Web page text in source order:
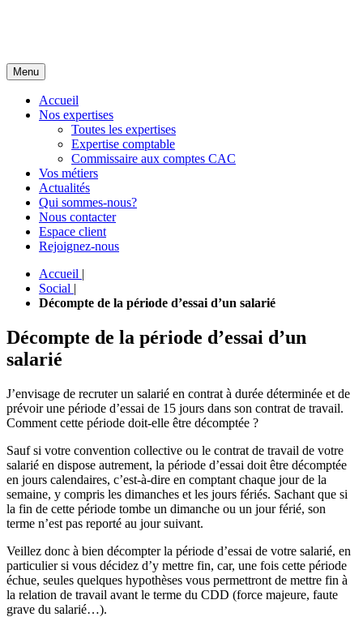
Menu
Accueil
Nos expertises
Toutes les expertises
Expertise comptable
Commissaire aux comptes CAC
Vos métiers
Actualités
Qui sommes-nous?
Nous contacter
Espace client
Rejoignez-nous
Accueil |
Social |
Décompte de la période d’essai d’un salarié
Décompte de la période d’essai d’un
salarié
J’envisage de recruter un salarié en contrat à durée déterminée et de
prévoir une période d’essai de 15 jours dans son contrat de travail.
Comment cette période doit-elle être décomptée ?
Sauf si votre convention collective ou le contrat de travail de votre
salarié en dispose autrement, la période d’essai doit être décomptée
en jours calendaires, c’est-à-dire en comptant chaque jour de la
semaine, y compris les dimanches et les jours fériés. Sachant que si
la fin de cette période tombe un dimanche ou un jour férié, son
terme n’est pas reporté au jour suivant.
Veillez donc à bien décompter la période d’essai de votre salarié, en
particulier si vous décidez d’y mettre fin, car, une fois cette période
échue, seules quelques hypothèses vous permettront de mettre fin à
la relation de travail avant le terme du CDD (force majeure, faute
grave du salarié…).